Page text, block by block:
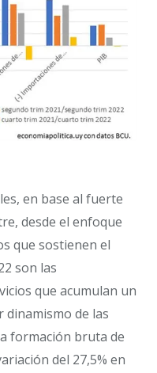
en base al fuerte
desde el enfoque
que sostienen el
son las
que acumulan un
dinamismo de las
formación bruta de
del 27,5% en